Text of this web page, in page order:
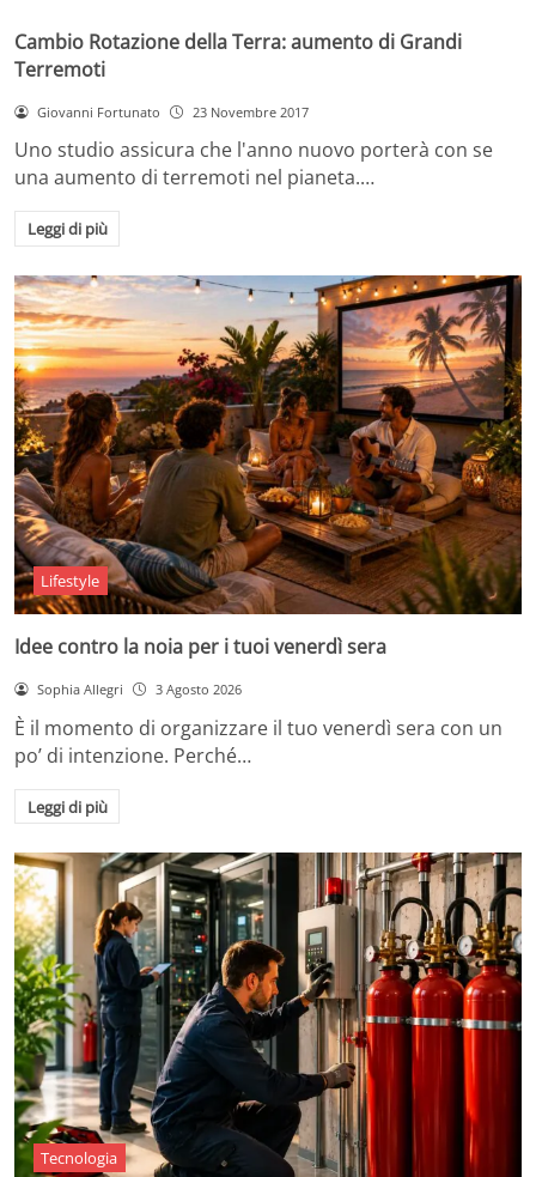
Cambio Rotazione della Terra: aumento di Grandi
Terremoti
Giovanni Fortunato 23 Novembre 2017
Uno studio assicura che l'anno nuovo porterà con se
una aumento di terremoti nel pianeta.…
Leggi di più
Lifestyle
Idee contro la noia per i tuoi venerdì sera
Sophia Allegri 3 Agosto 2026
È il momento di organizzare il tuo venerdì sera con un
po’ di intenzione. Perché…
Leggi di più
Tecnologia